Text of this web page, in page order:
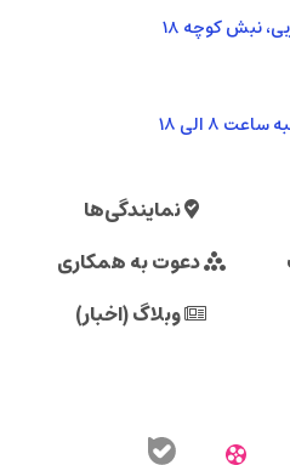
نبش کوچه 18
۸ الی ۱۸
نمایندگی‌ها
دعوت به همکاری
وبلاگ (اخبار)